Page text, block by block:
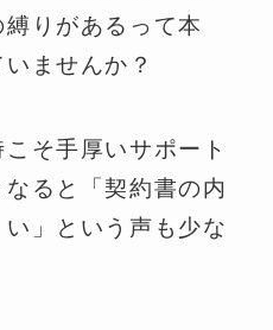
りがあるって本
ませんか？
そ手厚いサポート
ると「契約書の内
」という声も少な